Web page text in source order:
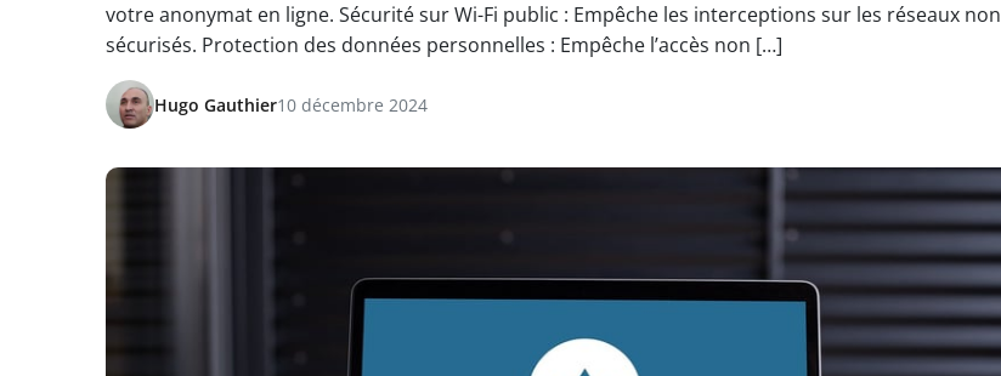
votre anonymat en ligne. Sécurité sur Wi-Fi public : Empêche les interceptions sur les réseaux non
sécurisés. Protection des données personnelles : Empêche l’accès non […]
Hugo Gauthier10 décembre 2024